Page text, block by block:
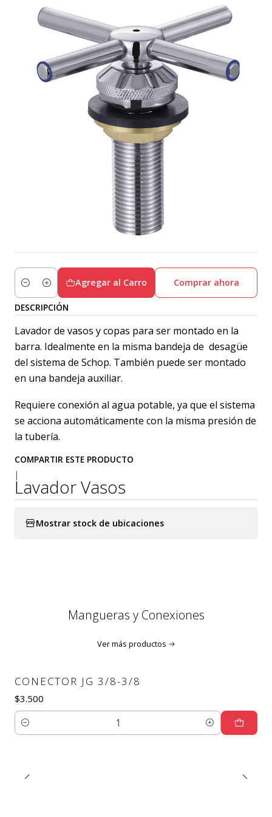
Cantidad
Agregar al Carro Comprar ahora
DESCRIPCIÓN
Lavador de vasos y copas para ser montado en la
barra. Idealmente en la misma bandeja de desagüe
del sistema de Schop. También puede ser montado
en una bandeja auxiliar.
Requiere conexión al agua potable, ya que el sistema
se acciona automáticamente con la misma presión de
la tubería.
COMPARTIR ESTE PRODUCTO
|
Lavador Vasos
Mostrar stock de ubicaciones
Mangueras y Conexiones
Ver más productos
CONECTOR JG 3/8-3/8
$3.500
Cantidad